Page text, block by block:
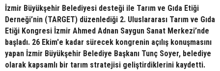
İzmir Büyükşehir Belediyesi desteği ile Tarım ve Gıda Etiği
Derneği’nin (TARGET) düzenlediği 2. Uluslararası Tarım ve Gıda
Etiği Kongresi İzmir Ahmed Adnan Saygun Sanat Merkezi’nde
başladı. 26 Ekim'e kadar sürecek kongrenin açılış konuşmasını
yapan İzmir Büyükşehir Belediye Başkanı Tunç Soyer, belediye
olarak kapsamlı bir tarım stratejisi geliştirdiklerini kaydetti.